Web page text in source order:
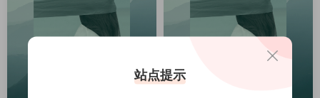
站点提示